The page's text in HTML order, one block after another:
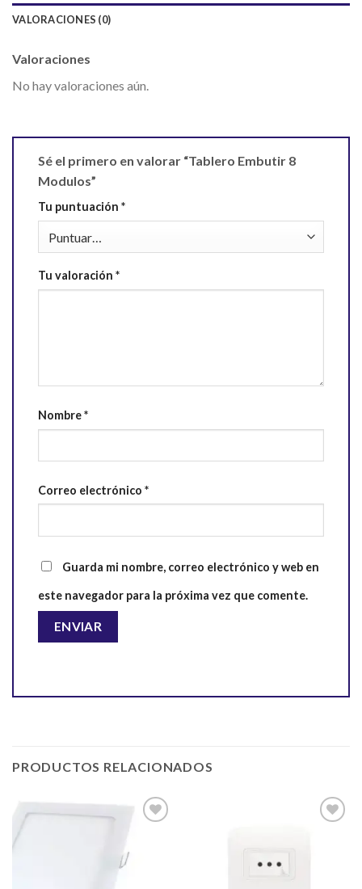
VALORACIONES (0)
Valoraciones
No hay valoraciones aún.
Sé el primero en valorar “Tablero Embutir 8
Modulos”
Tu puntuación *
Tu valoración *
Nombre*
Correo electrónico *
Guarda mi nombre, correo electrónico y web en
este navegador para la próxima vez que comente.
PRODUCTOS RELACIONADOS